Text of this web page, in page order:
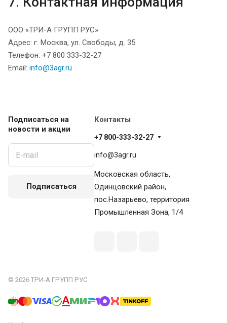
ООО «ТРИ-А ГРУПП РУС»
Адрес: г. Москва, ул. Свободы, д. 35
Телефон: +7 800 333-32-27
Email: info@3agr.ru
Подписаться на
новости и акции
Подписаться
Контакты
+7 800-333-32-27
info@3agr.ru
Московская область,
Одинцовский район,
пос.Назарьево, территория
Промышленная Зона, 1/4
© 2026 ТРИ-А ГРУПП РУС